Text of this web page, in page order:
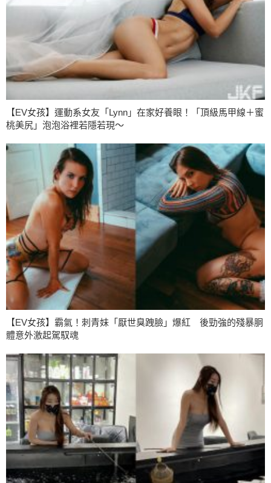
【EV女孩】運動系女友「Lynn」在家好養眼！「頂級馬甲線＋蜜
桃美尻」泡泡浴裡若隱若現～
【EV女孩】霸氣！刺青妹「厭世臭跩臉」爆紅 後勁強的殘暴胴
體意外激起駕馭魂